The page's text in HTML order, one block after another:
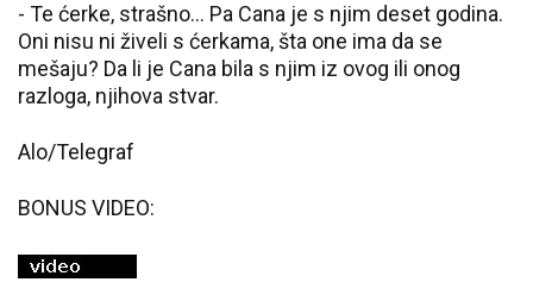
- Te ćerke, strašno... Pa Cana je s njim deset godina.
Oni nisu ni živeli s ćerkama, šta one ima da se
mešaju? Da li je Cana bila s njim iz ovog ili onog
razloga, njihova stvar.
Alo/Telegraf
BONUS VIDEO: